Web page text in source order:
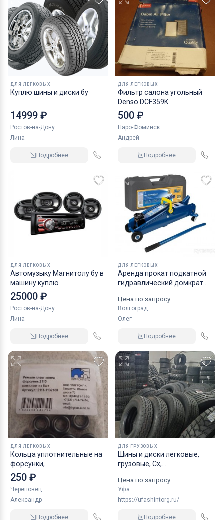
ДЛЯ ЛЕГКОВЫХ
Куплю шины и диски бу
14999 ₽
Ростов-на-Дону
Лина
Подробнее
ДЛЯ ЛЕГКОВЫХ
Фильтр салона угольный
Denso DCF359K
500 ₽
Наро-Фоминск
Андрей
Подробнее
ДЛЯ ЛЕГКОВЫХ
Автомузыку Магнитолу бу в
машину куплю
25000 ₽
Ростов-на-Дону
Лина
Подробнее
ДЛЯ ЛЕГКОВЫХ
Аренда прокат подкатной
гидравлический домкрат
Цена по запросу
Волгоград
Олег
Подробнее
ДЛЯ ЛЕГКОВЫХ
Кольца уплотнительные на
форсунки,
250 ₽
Череповец
Александр
Подробнее
ДЛЯ ГРУЗОВЫХ
Шины и диски легковые,
грузовые, Сх,
Цена по запросу
Уфа
https://ufashintorg.ru/
Подробнее